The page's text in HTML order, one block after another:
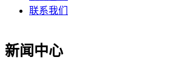
联系我们
新闻中心